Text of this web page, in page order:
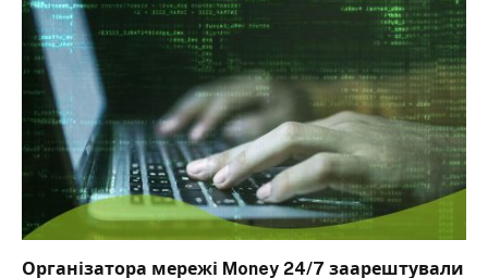
Організатора мережі Money 24/7 заарештували